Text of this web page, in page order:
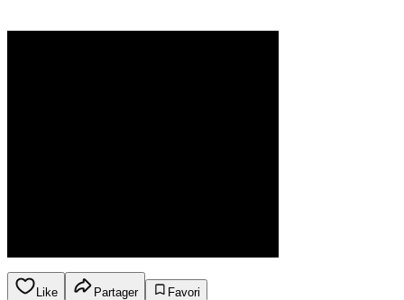
Like Partager
Favori